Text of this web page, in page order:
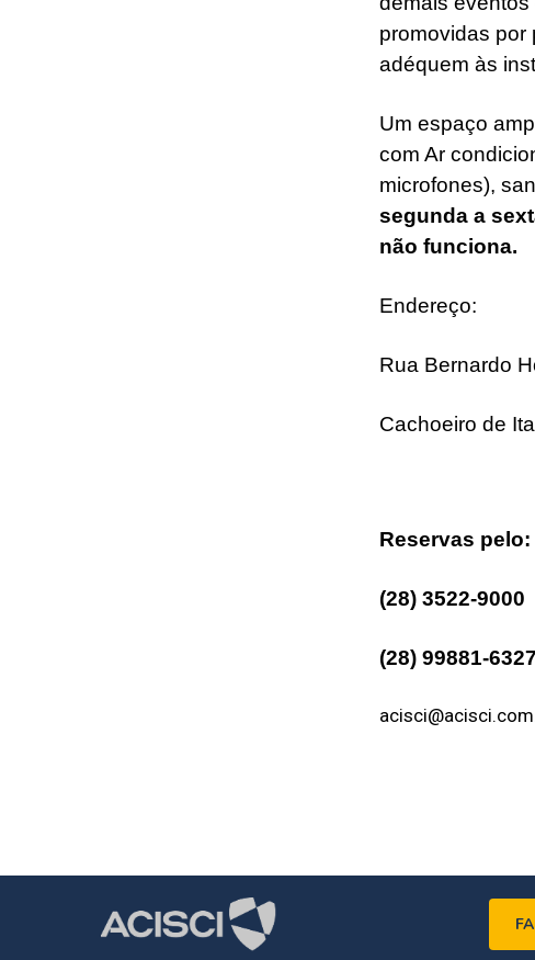
promovidas por
adéquem às
Um espaço
com Ar
microfones),
segunda a
não funciona.
Endereço:
Rua Bernardo
Cachoeiro de
Reservas pelo:
(28) 3522-9000
(28) 99881-